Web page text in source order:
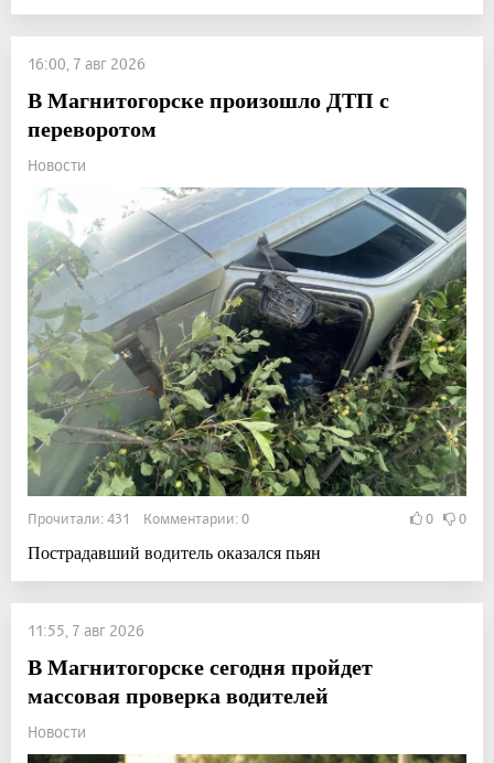
16:00, 7 авг 2026
В Магнитогорске произошло ДТП с
переворотом
Новости
Прочитали: 431 Комментарии: 0 0 0
Пострадавший водитель оказался пьян
11:55, 7 авг 2026
В Магнитогорске сегодня пройдет
массовая проверка водителей
Новости